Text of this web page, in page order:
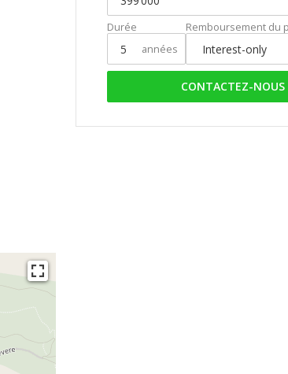
Durée
années
Remboursement du
CONTACTEZ-NOUS